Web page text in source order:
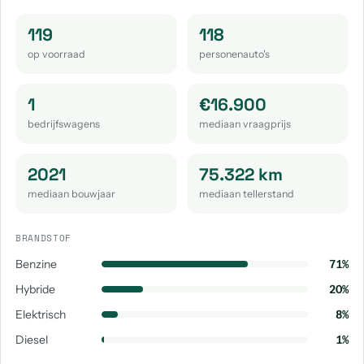
119
op voorraad
118
personenauto's
1
bedrijfswagens
€16.900
mediaan vraagprijs
2021
mediaan bouwjaar
75.322 km
mediaan tellerstand
BRANDSTOF
Benzine
71%
Hybride
20%
Elektrisch
8%
Diesel
1%